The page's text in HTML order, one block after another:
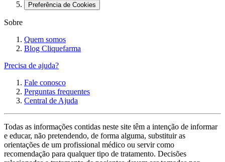
Preferência de Cookies
Sobre
Quem somos
Blog Cliquefarma
Precisa de ajuda?
Fale conosco
Perguntas frequentes
Central de Ajuda
Todas as informações contidas neste site têm a intenção de informar
e educar, não pretendendo, de forma alguma, substituir as
orientações de um profissional médico ou servir como
recomendação para qualquer tipo de tratamento. Decisões